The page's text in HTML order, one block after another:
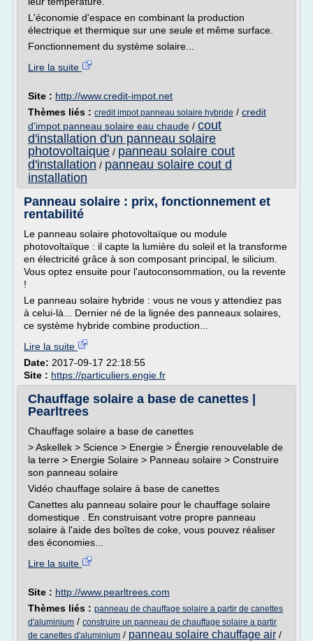
L'économie d'espace en combinant la production
électrique et thermique sur une seule et même surface.
Fonctionnement du système solaire...
Lire la suite
Site : http://www.credit-impot.net
Thèmes liés : credit impot panneau solaire hybride / credit
d'impot panneau solaire eau chaude / cout
d'installation d'un panneau solaire
photovoltaique / panneau solaire cout
d'installation / panneau solaire cout d
installation
Panneau solaire : prix, fonctionnement et
rentabilité
Le panneau solaire photovoltaïque ou module
photovoltaïque : il capte la lumière du soleil et la transforme
en électricité grâce à son composant principal, le silicium.
Vous optez ensuite pour l'autoconsommation, ou la revente
!
Le panneau solaire hybride : vous ne vous y attendiez pas
à celui-là... Dernier né de la lignée des panneaux solaires,
ce système hybride combine production...
Lire la suite
Date: 2017-09-17 22:18:55
Site : https://particuliers.engie.fr
Chauffage solaire a base de canettes |
Pearltrees
Chauffage solaire a base de canettes
> Askellek > Science > Energie > Énergie renouvelable de
la terre > Energie Solaire > Panneau solaire > Construire
son panneau solaire
Vidéo chauffage solaire à base de canettes
Canettes alu panneau solaire pour le chauffage solaire
domestique . En construisant votre propre panneau
solaire à l'aide des boîtes de coke, vous pouvez réaliser
des économies...
Lire la suite
Site : http://www.pearltrees.com
Thèmes liés : panneau de chauffage solaire a partir de canettes
d'aluminium / construire un panneau de chauffage solaire a partir
de canettes d'aluminium / panneau solaire chauffage air /